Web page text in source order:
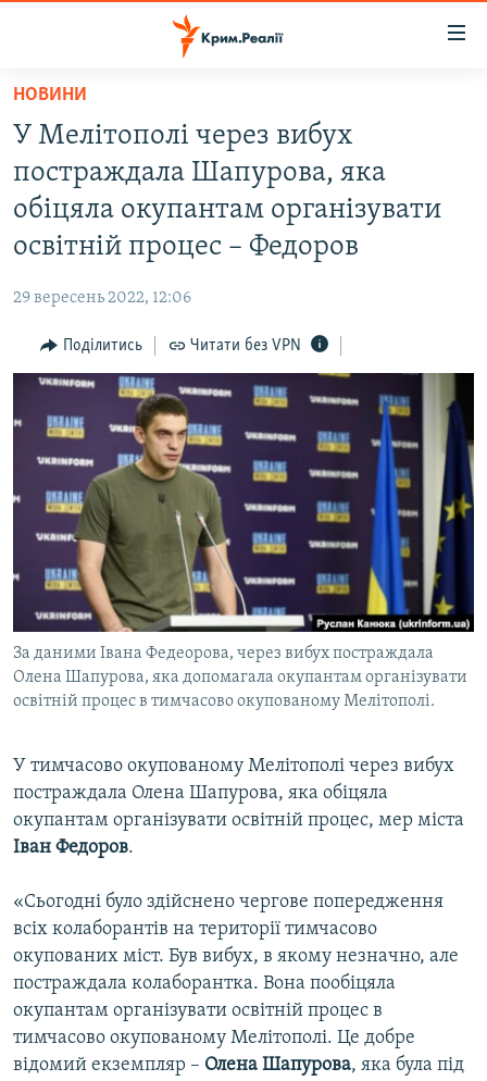
Перейти
основного
матеріалу
Перейти
до
основної
Перейти
пошуку
ВІДЕО ТА ФОТО
ПОЛІТИКА
ПОГЛЯД
ІНТЕРВ'Ю
ВСЕ ЗА ДЕНЬ
СПЕЦПРОЕКТИ
ДЕПОРТАЦІЯ
ВІДЕОУРОКИ «ELIFBE»
СВІДЧЕННЯ ОКУПАЦІЇ
УКРАЇНСЬКА ПРОБЛЕМА КРИМУ
ІНФОГРАФІКА
ЯК ОБІЙТИ БЛОКУВАННЯ
Русский
Qırımtatar
ДОЛУЧАЙСЯ!
НОВИНИ
У Мелітополі через вибух
постраждала Шапурова, яка
обіцяла окупантам організувати
освітній процес – Федоров
29 вересень 2022, 12:06
Поділитись Читати без VPN
За даними Івана Федеорова, через вибух постраждала
Олена Шапурова, яка допомагала окупантам організувати
освітній процес в тимчасово окупованому Мелітополі.
У тимчасово окупованому Мелітополі через вибух
постраждала Олена Шапурова, яка обіцяла
окупантам організувати освітній процес, мер міста
Іван Федоров.
«Сьогодні було здійснено чергове попередження
всіх колаборантів на території тимчасово
окупованих міст. Був вибух, в якому незначно, але
постраждала колаборантка. Вона пообіцяла
окупантам організувати освітній процес в
тимчасово окупованому Мелітополі. Це добре
відомий екземпляр – Олена Шапурова, яка була під